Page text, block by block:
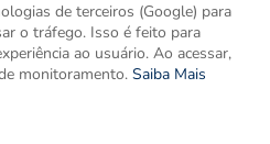
de terceiros (Google) para
o tráfego. Isso é feito para
ao usuário. Ao acessar,
monitoramento. Saiba Mais